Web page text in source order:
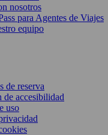
nosotros
para Agentes de Viajes
equipo
de reserva
de accesibilidad
uso